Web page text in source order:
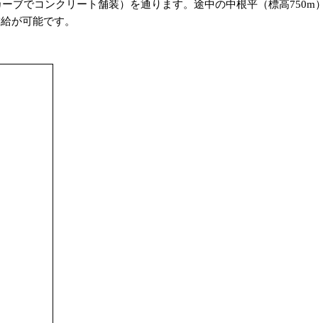
ブでコンクリート舗装）を通ります。途中の中根平（標高750m
が可能です。